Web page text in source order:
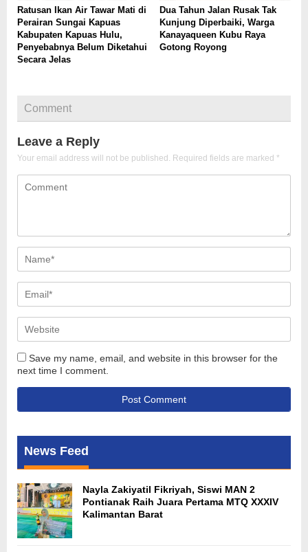
Ratusan Ikan Air Tawar Mati di
Perairan Sungai Kapuas
Kabupaten Kapuas Hulu,
Penyebabnya Belum Diketahui
Secara Jelas
Dua Tahun Jalan Rusak Tak
Kunjung Diperbaiki, Warga
Kanayaqueen Kubu Raya
Gotong Royong
Comment
Leave a Reply
Your email address will not be published. Required fields are marked *
Save my name, email, and website in this browser for the
next time I comment.
News Feed
Nayla Zakiyatil Fikriyah, Siswi MAN 2
Pontianak Raih Juara Pertama MTQ XXXIV
Kalimantan Barat